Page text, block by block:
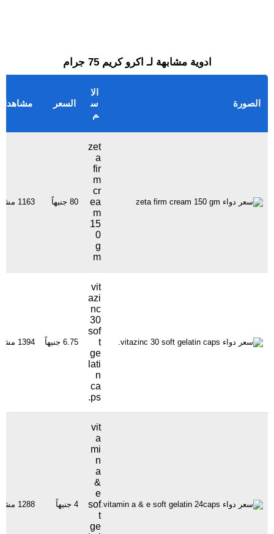
ادوية مشابهة لـ اكرو كريم 75 جرام
الصورة
الا
س
م
السعر
zet
a
fir
m
cr
ea
m
15
0
g
m
80 جنيهاً 1163 مشاهدة
vit
azi
nc
30
sof
t
ge
lati
n
ca
ps.
6.75 جنيهاً 1394 مشاهدة
vit
a
mi
n
a
&
e
sof
t
ge
4 جنيهاً 1288 مشاهدة